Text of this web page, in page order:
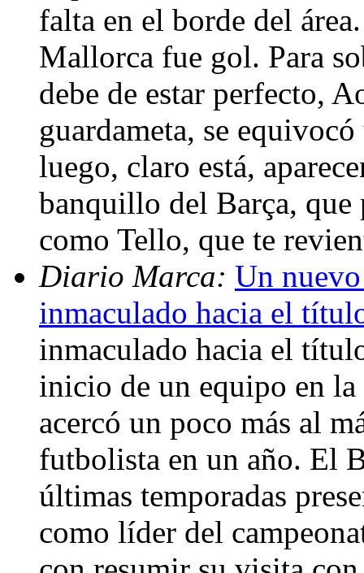
falta en el borde del
Mallorca fue gol. Para
debe de estar perfecto,
guardameta, se
luego, claro está,
banquillo del Barça, que
como Tello, que te
Diario Marca: Un
inmaculado hacia el
inmaculado hacia el
inicio de un equipo en
acercó un poco más al
futbolista en un año. El
últimas temporadas
como líder del